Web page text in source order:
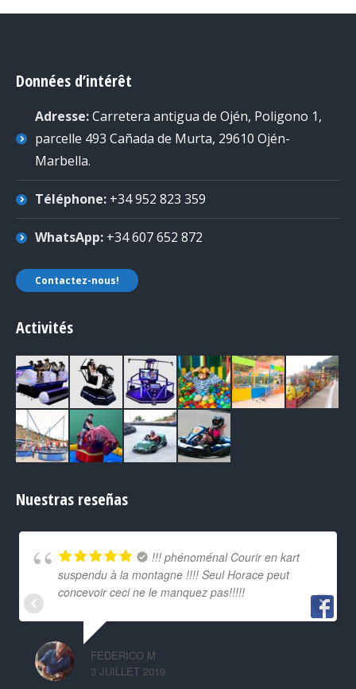
Données d’intérêt
Adresse:Carretera antigua de Ojén, Poligono 1,
parcelle 493 Cañada de Murta, 29610 Ojén-
Marbella.
Téléphone: +34 952 823 359
WhatsApp: +34 607 652 872
Contactez-nous!
Activités
Nuestras reseñas
!!! phénoménal Courir en kart
suspendu à la montagne !!!! Seul Horace peut
concevoir ceci ne le manquez pas!!!!!
FEDERICO M
3 JUILLET 2019